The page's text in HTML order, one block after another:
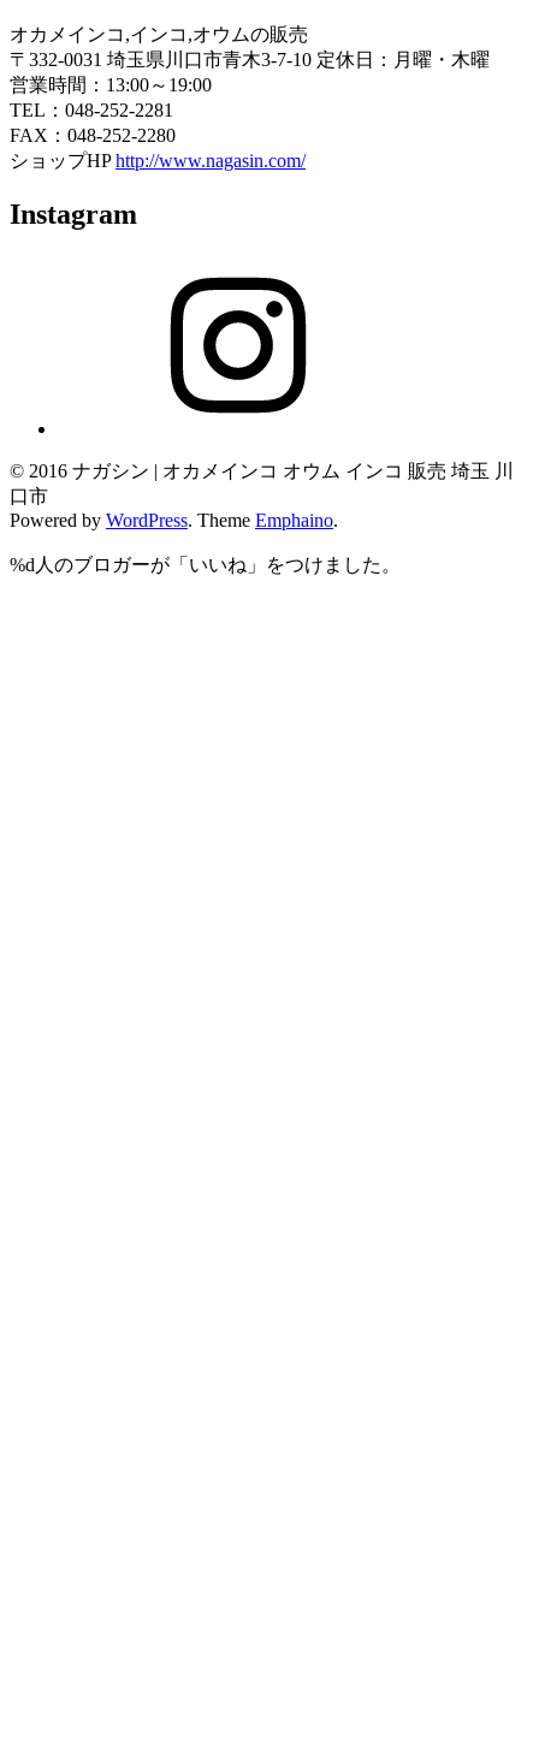
オカメインコ,インコ,オウムの販売
〒332-0031 埼玉県川口市青木3-7-10 定休日：月曜・木曜
営業時間：13:00～19:00
TEL：048-252-2281
FAX：048-252-2280
ショップHPhttp://www.nagasin.com/
Instagram
© 2016 ナガシン | オカメインコ オウム インコ 販売 埼玉 川
口市
Powered by WordPress. Theme Emphaino.
%d 人のブロガーが「いいね」をつけました。